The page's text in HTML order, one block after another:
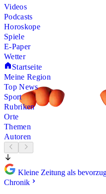
Videos
Podcasts
Horoskope
Spiele
E-Paper
Wetter
Startseite
Meine Region
Top News
Sport
Rubriken
Orte
Themen
Autoren
Kleine Zeitung als
Chronik